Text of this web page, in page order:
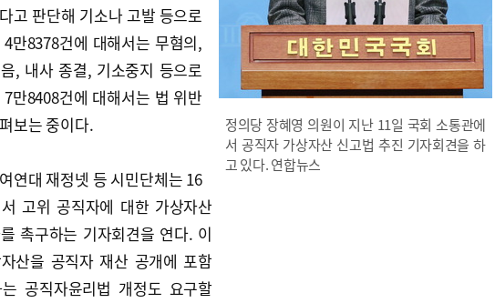
정의당 장혜영 의원이 지난 11일 국회 소통관에
서 공직자 가상자산 신고법 추진 기자회견을 하
고 있다. 연합뉴스
고 판단해 기소나 고발 등으로
만8378건에 대해서는 무혐의,
, 내사 종결, 기소중지 등으로
만8408건에 대해서는 법 위반
보는 중이다.
연대 재정넷 등 시민단체는 16
고위 공직자에 대한 가상자산
촉구하는 기자회견을 연다. 이
산을 공직자 재산 공개에 포함
공직자윤리법 개정도 요구할